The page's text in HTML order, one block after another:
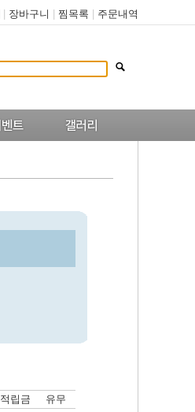
장바구니 찜목록 주문내역
적립금 유무